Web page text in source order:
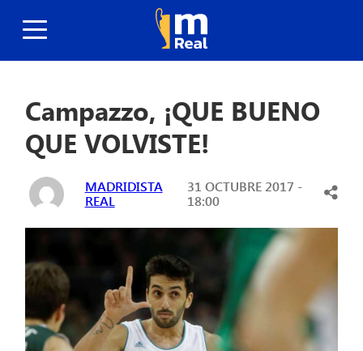
Campazzo, ¡QUE BUENO
QUE VOLVISTE!
MADRIDISTA
REAL
31 OCTUBRE 2017 -
18:00